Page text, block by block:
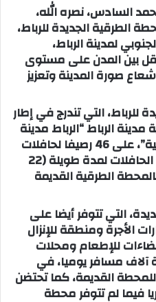
السادس، نصره الله،
الطرقية الجديدة للرباط،
لمدينة الرباط،
بين المدن على مستوى
صورة المدينة وتعزيز
للرباط، التي تندرج في إطار
الرباط “الرباط مدينة
الأنوار، عاصمة المغرب الثقافية”، على 46 رصيفا لحافلات
نقل المسافرين وموقفا لركن الحافلات لمدة طويلة (22
38 رصيفا بالمحطة الطرقية القديمة
التي تتوفر أيضا على
الأجرة ومنطقة للإنزال
للإطعام ومحلات
آلاف مسافر يوميا، في
للمحطة القديمة، كما تحتضن
40 محلا تجاريا فيما لم تتوفر محطة